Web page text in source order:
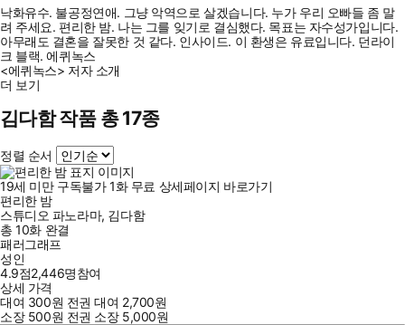
낙화유수. 불공정연애. 그냥 악역으로 살겠습니다. 누가 우리 오빠들 좀 말
려 주세요. 편리한 밤. 나는 그를 잊기로 결심했다. 목표는 자수성가입니다.
아무래도 결혼을 잘못한 것 같다. 인사이드. 이 환생은 유료입니다. 던라이
크 블랙. 에퀴녹스
<에퀴녹스> 저자 소개
더 보기
김다함 작품 총 17종
정렬 순서
19세 미만 구독불가 1화 무료 상세페이지 바로가기
편리한 밤
스튜디오 파노라마, 김다함
총 10화 완결
패러그래프
성인
4.9점2,446명참여
상세 가격
대여 300원 전권 대여 2,700원
소장 500원 전권 소장 5,000원